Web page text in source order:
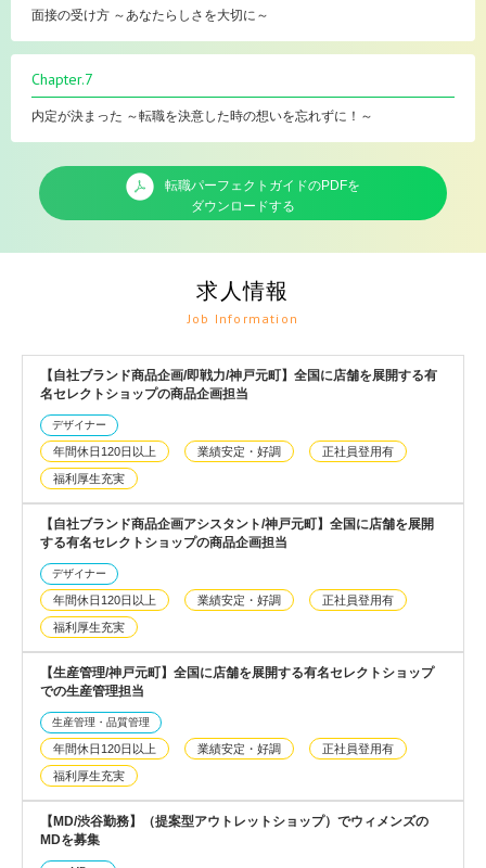
面接の受け方 ～あなたらしさを大切に～
Chapter.7
内定が決まった ～転職を決意した時の想いを忘れずに！～
転職パーフェクトガイドのPDFを
ダウンロードする
求人情報
Job Information
【自社ブランド商品企画/即戦力/神戸元町】全国に店舗を展開する有
名セレクトショップの商品企画担当
デザイナー
年間休日120日以上 業績安定・好調 正社員登用有
福利厚生充実
【自社ブランド商品企画アシスタント/神戸元町】全国に店舗を展開
する有名セレクトショップの商品企画担当
デザイナー
年間休日120日以上 業績安定・好調 正社員登用有
福利厚生充実
【生産管理/神戸元町】全国に店舗を展開する有名セレクトショップ
での生産管理担当
生産管理・品質管理
年間休日120日以上 業績安定・好調 正社員登用有
福利厚生充実
【MD/渋谷勤務】（提案型アウトレットショップ）でウィメンズの
MDを募集